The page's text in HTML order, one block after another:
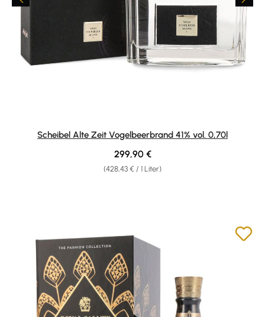
Scheibel Alte Zeit Vogelbeerbrand 41% vol. 0,70l
(428,43 € / 1 Liter)
Regulärer Preis:
299,90 €